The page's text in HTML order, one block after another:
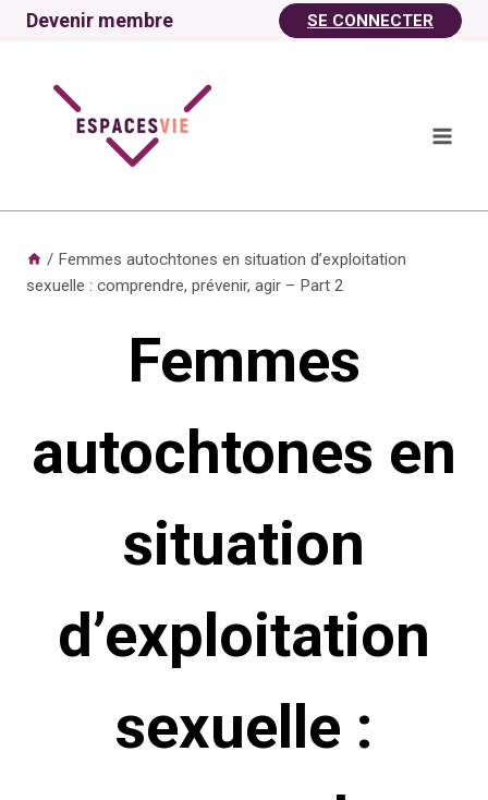
AllerDevenir membre SE CONNECTER
/ Femmes autochtones en situation d’exploitation
sexuelle : comprendre, prévenir, agir – Part 2
Femmes
autochtones en
situation
d’exploitation
sexuelle :